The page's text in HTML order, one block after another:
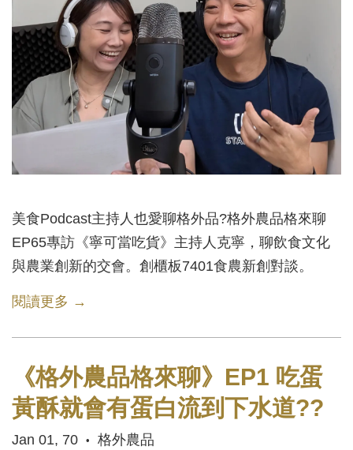
美食Podcast主持人也愛聊格外品?格外農品格來聊
EP65專訪《寧可當吃貨》主持人克寧，聊飲食文化
與農業創新的交會。創櫃板7401食農新創對談。
閱讀更多 →
《格外農品格來聊》EP1 吃蛋
黃酥就會有蛋白流到下水道??
Jan 01, 70 • 格外農品